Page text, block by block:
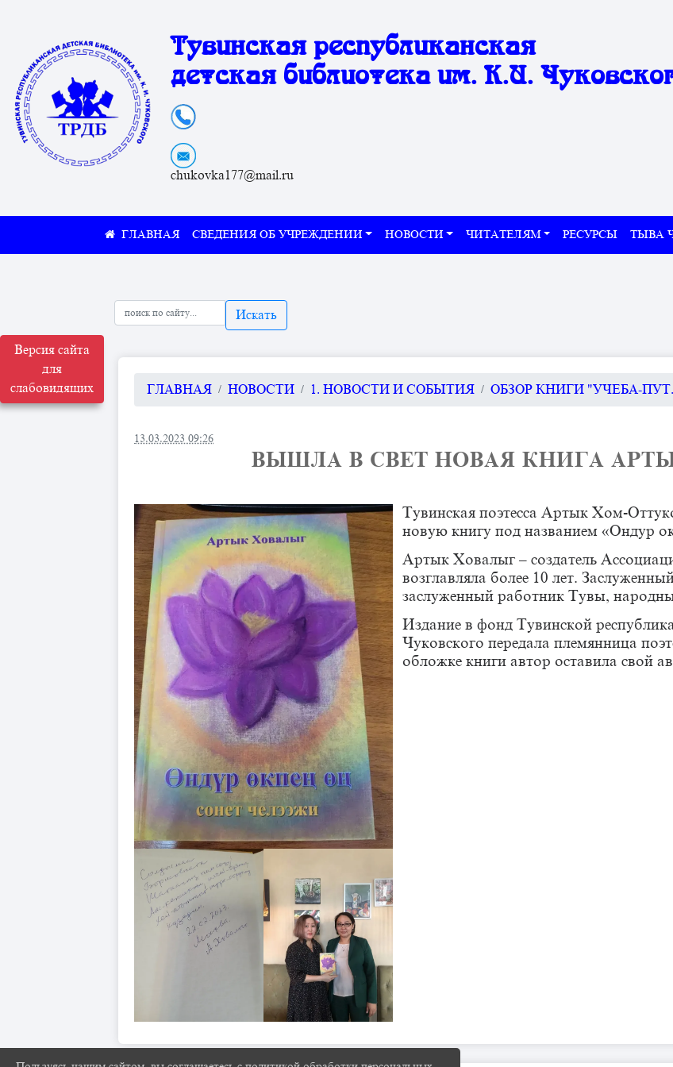
Версия сайта
для
слабовидящих
Тувинская республиканская
детская библиотека им. К.И.
chukovka177@mail.ru
СВЕДЕНИЯ ОБ УЧРЕЖДЕНИИ НОВОСТИ ЧИТАТЕЛЯМ РЕСУРСЫ ТЫВА
Искать
ГЛАВНАЯ НОВОСТИ 1. НОВОСТИ И СОБЫТИЯ ОБЗОР КНИГИ "УЧЕБА-
13.03.2023 09:26
ВЫШЛА В СВЕТ НОВАЯ КНИГА
Тувинская поэтесса Артык Хом-
новую книгу под названием «Ондур
Артык Ховалыг – создатель
возглавляла более 10 лет.
заслуженный работник Тувы,
Издание в фонд Тувинской
Чуковского передала племянница
обложке книги автор оставила свой